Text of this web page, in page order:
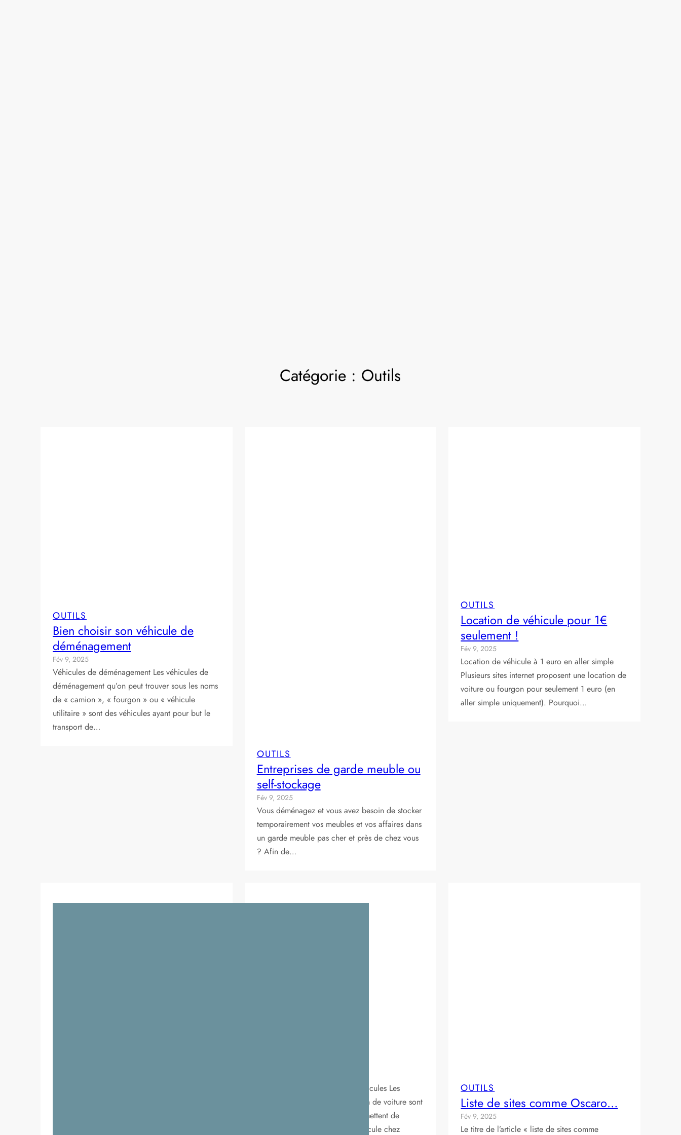
Catégorie : Outils
OUTILS
Bien choisir son véhicule de
déménagement
Fév 9, 2025
Véhicules de déménagement Les véhicules de
déménagement qu’on peut trouver sous les noms
de « camion », « fourgon » ou « véhicule
utilitaire » sont des véhicules ayant pour but le
transport de…
OUTILS
Entreprises de garde meuble ou
self-stockage
Fév 9, 2025
Vous déménagez et vous avez besoin de stocker
temporairement vos meubles et vos affaires dans
un garde meuble pas cher et près de chez vous
? Afin de…
OUTILS
Location de véhicule pour 1€
seulement !
Fév 9, 2025
Location de véhicule à 1 euro en aller simple
Plusieurs sites internet proposent une location de
voiture ou fourgon pour seulement 1 euro (en
aller simple uniquement). Pourquoi…
Comparateur de location de véhicules Les
comparateurs de prix de location de voiture sont
des outils informatiques qui permettent de
simuler une réservation d’un véhicule chez
OUTILS
Liste de sites comme Oscaro…
Fév 9, 2025
Le titre de l’article « liste de sites comme